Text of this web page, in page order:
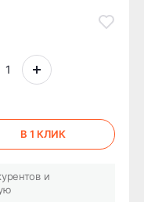
В 1 КЛИК
и